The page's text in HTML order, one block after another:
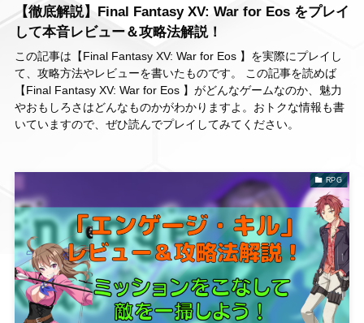
【徹底解説】Final Fantasy XV: War for Eos をプレイ
して本音レビュー＆攻略法解説！
この記事は【Final Fantasy XV: War for Eos 】を実際にプレイし
て、攻略方法やレビューを書いたものです。 この記事を読めば
【Final Fantasy XV: War for Eos 】がどんなゲームなのか、魅力
やおもしろさはどんなものかがわかりますよ。おトクな情報も書
いていますので、ぜひ読んでプレイしてみてください。
RPG